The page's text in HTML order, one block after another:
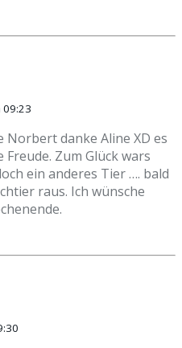
09:23
Norbert danke Aline XD es
Zum Glück wars
ein anderes Tier …. bald
raus. Ich wünsche